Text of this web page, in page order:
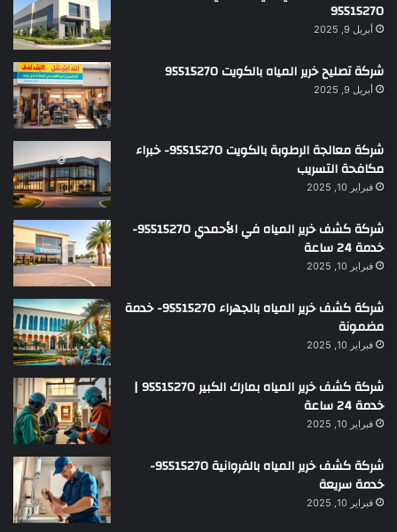
95515270
أبريل 9, 2025
شركة تصليح خرير المياه بالكويت 95515270
أبريل 9, 2025
شركة معالجة الرطوبة بالكويت 95515270- خبراء
مكافحة التسريب
فبراير 10, 2025
شركة كشف خرير المياه في الأحمدي 95515270-
خدمة 24 ساعة
فبراير 10, 2025
شركة كشف خرير المياه بالجهراء 95515270- خدمة
مضمونة
فبراير 10, 2025
شركة كشف خرير المياه بمارك الكبير 95515270 |
خدمة 24 ساعة
فبراير 10, 2025
شركة كشف خرير المياه بالفروانية 95515270-
خدمة سريعة
فبراير 10, 2025